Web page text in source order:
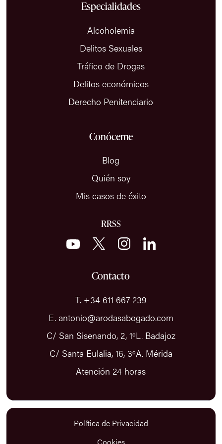
Especialidades
Alcoholemia
Delitos Sexuales
Tráfico de Drogas
Delitos económicos
Derecho Penitenciario
Conóceme
Blog
Quién soy
Mis casos de éxito
RRSS
Contacto
T. +34 611 667 239
E. antonio@arodasabogado.com
C/ San Sisenando, 2, 1ºL. Badajoz
C/ Santa Eulalia, 16, 3ºA. Mérida
Atención 24 horas
Política de Privacidad
Cookies